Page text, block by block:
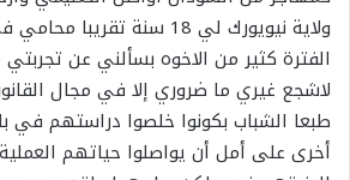
ولاية نيويورك لي 18 سنة
الفترة كثير من الاخوه بسألني عن
لاشجع غيري ما ضروري إلا في مجال
طبعا الشباب بكونوا خلصوا دراستهم في
أخرى على أمل أن يواصلوا حياتهم